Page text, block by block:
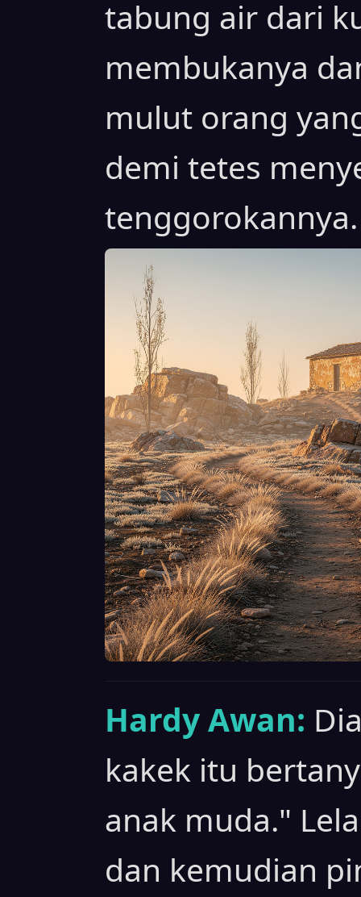
tabung air dari
membukanya
mulut orang
demi tetes
tenggorokannya.
Hardy Awan:
kakek itu
anak muda."
dan kemudian